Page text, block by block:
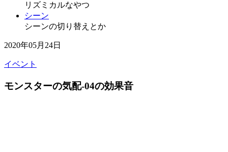
リズミカルなやつ
シーン
シーンの切り替えとか
2020年05月24日
イベント
モンスターの気配-04の効果音